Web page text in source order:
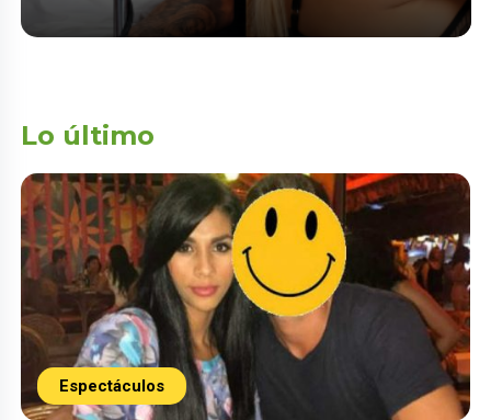
Lo último
Espectáculos